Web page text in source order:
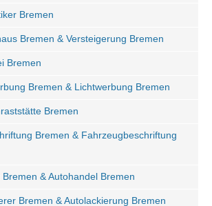
Bremen
Bremen & Versteigerung Bremen
Bremen
Bremen & Lichtwerbung Bremen
Bremen
Bremen & Fahrzeugbeschriftung
& Autohandel Bremen
Bremen & Autolackierung Bremen